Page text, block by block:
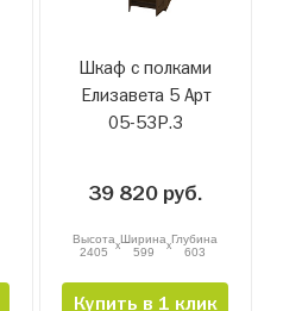
Шкаф с полками
Елизавета 5 Арт
05-53Р.3
39 820 руб.
Высота
2405
xШирина
599
xГлубина
603
Купить в 1 клик